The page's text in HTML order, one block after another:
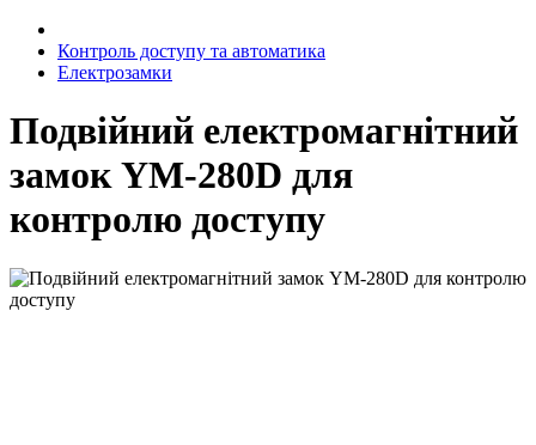
Контроль доступу та автоматика
Електрозамки
Подвійний електромагнітний
замок YM-280D для
контролю доступу